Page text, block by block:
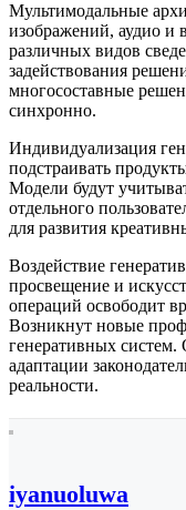
Мультимодальные
изображений, аудио и
различных видов
задействования
многосоставные
синхронно.
Индивидуализация
подстраивать
Модели будут
отдельного
для развития
Воздействие
просвещение и
операций освободит
Возникнут новые
генеративных систем.
адаптации
реальности.
iyanuoluwa